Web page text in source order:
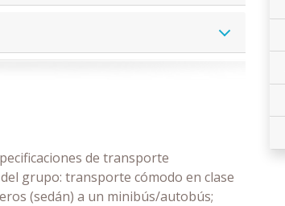
de transporte
grupo: transporte cómodo en clase
(sedán) a un minibús/autobús;